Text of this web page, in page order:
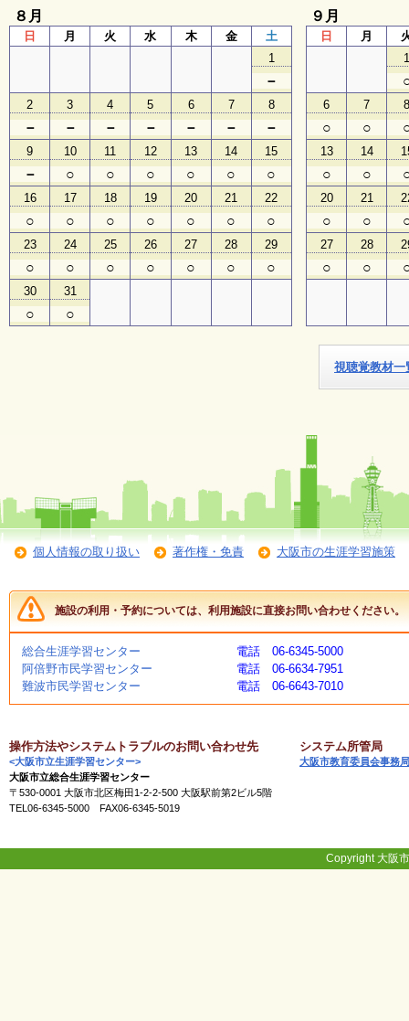
イ
ン
マ
い
ち
ょ
う
並
木
子
ど
も
向
け
イ
登
録
よ
く
あ
る
ご
質
問
講
師
・
イ
ラ
８月
日 月 火 水 木 金
土
1
－
2
－
3
－
4
－
5
－
6
－
7
－
8
－
9
－
10
○
11
○
12
○
13
○
14
○
15
○
16
○
17
○
18
○
19
○
20
○
21
○
22
○
23
○
24
○
25
○
26
○
27
○
28
○
29
○
30
○
31
○
９月
日 月
6
○
7
○
13
○
14
○
20
○
21
○
27
○
28
○
視聴覚教材一
個人情報の取り扱い 著作権・免責 大阪市の生涯学習施策
施設の利用・予約については、利用施設に直接お問い合わせください。
総合生涯学習センター
電話 06-6345-5000
阿倍野市民学習センター
電話 06-6634-7951
難波市民学習センター
電話 06-6643-7010
操作方法やシステムトラブルのお問い合わせ先
<大阪市立生涯学習センター>
大阪市立総合生涯学習センター
〒530-0001 大阪市北区梅田1-2-2-500 大阪駅前第2ビル5階
TEL06-6345-5000 FAX06-6345-5019
システム所管局
大阪市教育委員会事務局
Copyright 大阪